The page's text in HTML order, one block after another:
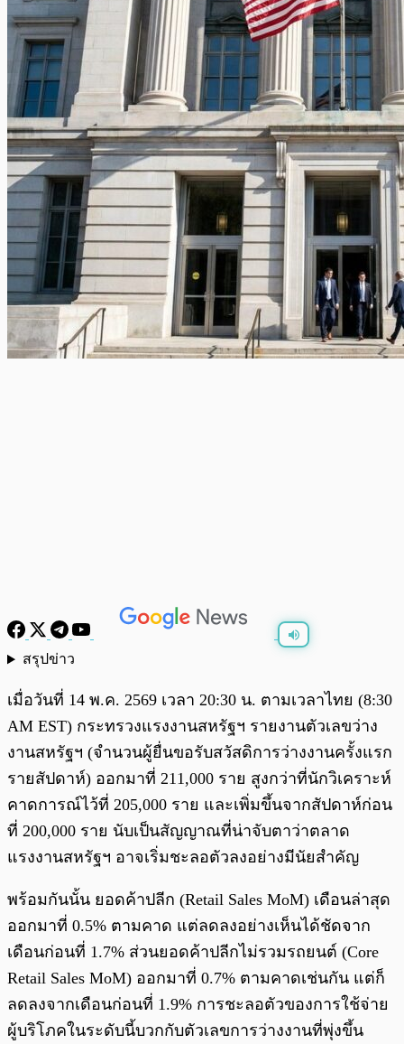
สรุปข่าว
เมื่อวันที่ 14 พ.ค. 2569 เวลา 20:30 น. ตามเวลาไทย (8:30
AM EST) กระทรวงแรงงานสหรัฐฯ รายงานตัวเลขว่าง
งานสหรัฐฯ (จำนวนผู้ยื่นขอรับสวัสดิการว่างงานครั้งแรก
รายสัปดาห์) ออกมาที่ 211,000 ราย สูงกว่าที่นักวิเคราะห์
คาดการณ์ไว้ที่ 205,000 ราย และเพิ่มขึ้นจากสัปดาห์ก่อน
ที่ 200,000 ราย นับเป็นสัญญาณที่น่าจับตาว่าตลาด
แรงงานสหรัฐฯ อาจเริ่มชะลอตัวลงอย่างมีนัยสำคัญ
พร้อมกันนั้น ยอดค้าปลีก (Retail Sales MoM) เดือนล่าสุด
ออกมาที่ 0.5% ตามคาด แต่ลดลงอย่างเห็นได้ชัดจาก
เดือนก่อนที่ 1.7% ส่วนยอดค้าปลีกไม่รวมรถยนต์ (Core
Retail Sales MoM) ออกมาที่ 0.7% ตามคาดเช่นกัน แต่ก็
ลดลงจากเดือนก่อนที่ 1.9% การชะลอตัวของการใช้จ่าย
ผู้บริโภคในระดับนี้บวกกับตัวเลขการว่างงานที่พุ่งขึ้น